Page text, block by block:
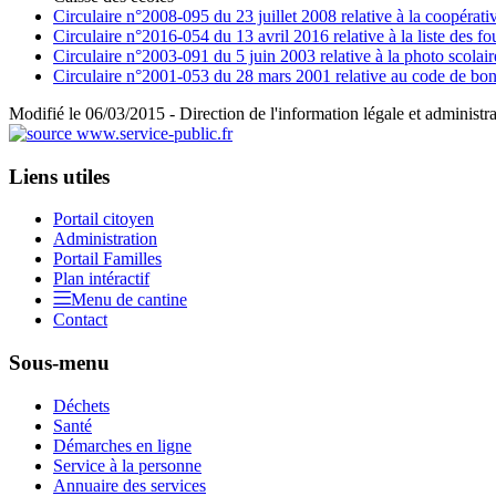
Circulaire n°2008-095 du 23 juillet 2008 relative à la
Circulaire n°2016-054 du 13 avril 2016 relative à la liste des
Circulaire n°2003-091 du 5 juin 2003 relative à la photo
Circulaire n°2001-053 du 28 mars 2001 relative au code de
Modifié le 06/03/2015 - Direction de l'information légale et
Liens utiles
Portail citoyen
Administration
Portail Familles
Plan intéractif
Menu de cantine
Contact
Sous-menu
Déchets
Santé
Démarches en ligne
Service à la personne
Annuaire des services